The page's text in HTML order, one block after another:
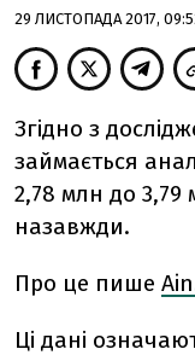
29 ЛИСТОПАДА 2017,
Згідно з
займається
2,78 млн до 3,79
назавжди.
Про це пише
Ці дані